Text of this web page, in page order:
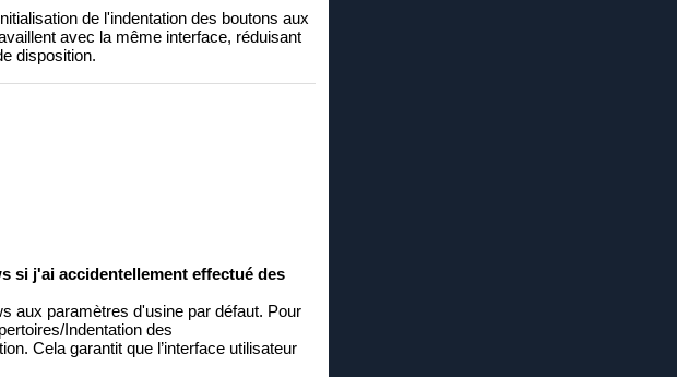
de l'indentation des boutons aux
avec la même interface, réduisant
disposition.
si j'ai accidentellement effectué des
aux paramètres d'usine par défaut. Pour
Indentation des
Cela garantit que l’interface utilisateur